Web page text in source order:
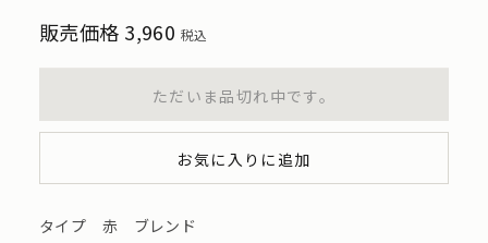
販売価格 3,960 税込
ただいま品切れ中です。
お気に入りに追加
タイプ 赤 ブレンド